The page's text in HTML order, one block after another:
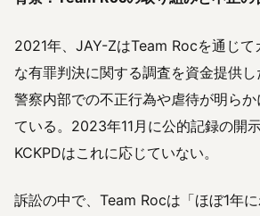
2021年、JAY-ZはTeam Rocを通じて
な有罪判決に関する調査を資金提供し
警察内部での不正行為や虐待が明ら
ている。2023年11月に公的記録の開
KCKPDはこれに応じていない。
訴訟の中で、Team Rocは「ほぼ1年に